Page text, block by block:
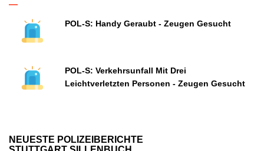
POL-S: Handy Geraubt - Zeugen Gesucht
POL-S: Verkehrsunfall Mit Drei
Leichtverletzten Personen - Zeugen Gesucht
NEUESTE POLIZEIBERICHTE